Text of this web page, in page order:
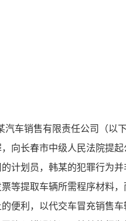
销售有限责任公司（以下
长春市中级人民法院提起
划员，韩某的犯罪行为并
等提取车辆所需程序材料
利，以代交车冒充销售车